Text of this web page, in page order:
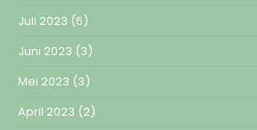
Juli 2023 (6)
Juni 2023 (3)
Mei 2023 (3)
April 2023 (2)